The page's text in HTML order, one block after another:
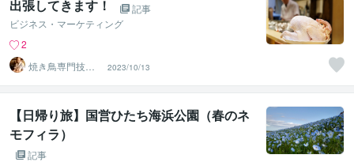
出張してきます！
記事
ビジネス・マーケティング
2
焼き鳥専門技術
アドバイザー 前
田！誠二
2023/10/13
【日帰り旅】国営ひたち海浜公園（春のネ
モフィラ）
記事